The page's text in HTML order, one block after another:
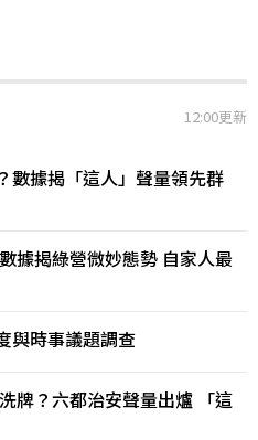
12:00更新
數據揭「這人」聲量領先群
據揭綠營微妙態勢 自家人最
與時事議題調查
牌？六都治安聲量出爐 「這